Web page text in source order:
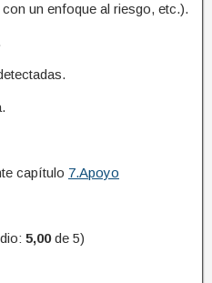
un enfoque al riesgo, etc.).
capítulo 7.Apoyo
5,00de 5)